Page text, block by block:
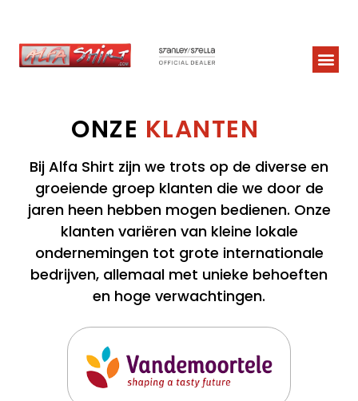
ONZE KLANTEN
Bij Alfa Shirt zijn we trots op de diverse en
groeiende groep klanten die we door de
jaren heen hebben mogen bedienen. Onze
klanten variëren van kleine lokale
ondernemingen tot grote internationale
bedrijven, allemaal met unieke behoeften
en hoge verwachtingen.